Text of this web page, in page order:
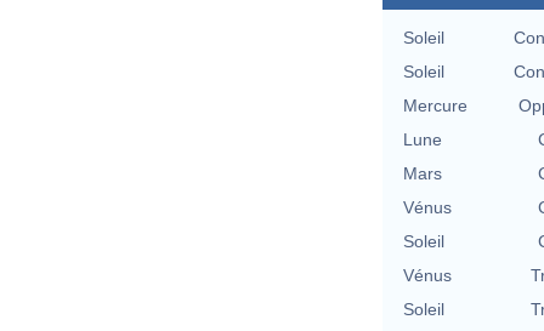
Soleil
Soleil
Mercure
Lune
Mars
Vénus
Soleil
Vénus
Soleil